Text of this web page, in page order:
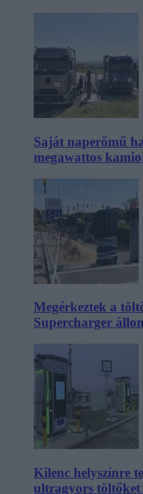
Saját naperőmű
megawattos
Megérkeztek a
Supercharger
Kilenc helyszínre
ultragyors töltőket